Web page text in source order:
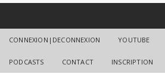
CONNEXION|DECONNEXION YOUTUBE
PODCASTS CONTACT INSCRIPTION